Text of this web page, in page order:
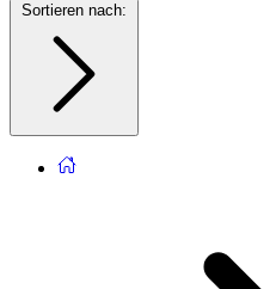
Sortieren nach